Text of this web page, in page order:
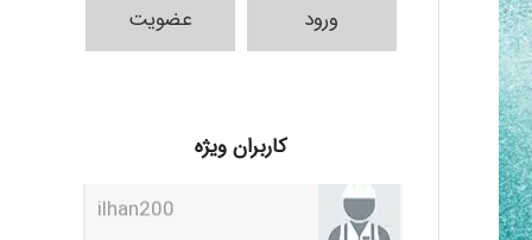
ورود عضویت
کاربران ویژه
Radman Amini